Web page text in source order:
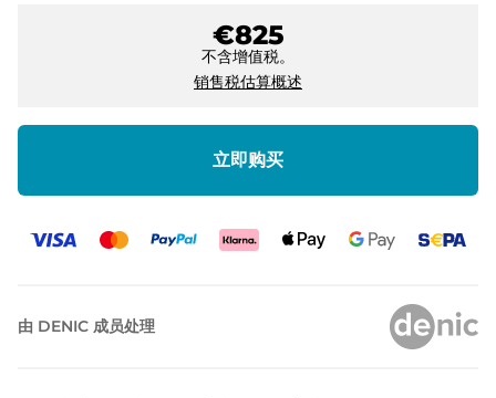
€825
不含增值税。
销售税估算概述
立即购买
由 DENIC 成员处理